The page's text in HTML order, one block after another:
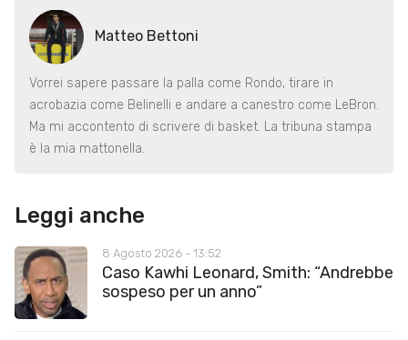
Matteo Bettoni
Vorrei sapere passare la palla come Rondo, tirare in
acrobazia come Belinelli e andare a canestro come LeBron.
Ma mi accontento di scrivere di basket. La tribuna stampa
è la mia mattonella.
Leggi anche
8 Agosto 2026 - 13:52
Caso Kawhi Leonard, Smith: “Andrebbe
sospeso per un anno”